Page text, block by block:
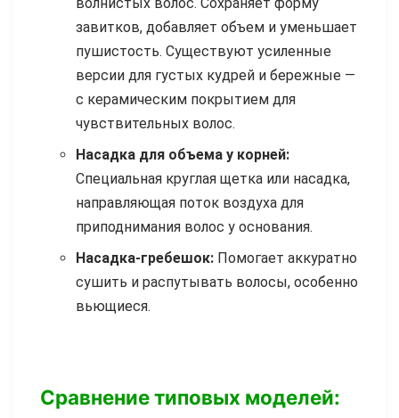
завитков, добавляет объем и уменьшает
пушистость. Существуют усиленные
версии для густых кудрей и бережные —
с керамическим покрытием для
чувствительных волос.
Насадка для объема у корней:
Специальная круглая щетка или насадка,
направляющая поток воздуха для
приподнимания волос у основания.
Насадка-гребешок: Помогает аккуратно
сушить и распутывать волосы, особенно
вьющиеся.
Сравнение типовых моделей: